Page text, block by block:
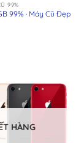
99%
99% · Máy Cũ Đẹp
HÀNG